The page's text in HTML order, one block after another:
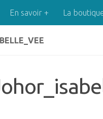
En savoir + La